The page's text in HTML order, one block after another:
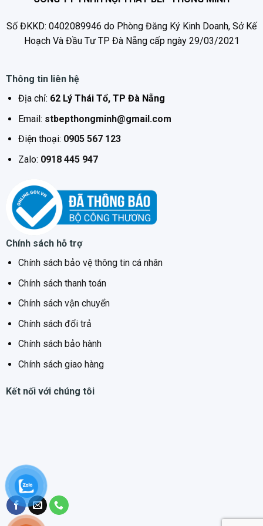
An toàn khi tràn (tự động tắt bếp)
Điện áp nguồn tối thiểu
220 V
240 V
Công suất
6700 W
Số ĐKKD: 0402089946 do Phòng Đăng Ký Kinh Doanh, Sở Kế
Hoạch Và Đầu Tư TP Đà Nẵng cấp ngày 29/03/2021
Thông tin liên hệ
Địa chỉ: 62 Lý Thái Tổ, TP Đà Nẵng
Email: stbepthongminh@gmail.com
Điện thoại: 0905 567 123
Zalo: 0918 445 947
Chính sách hỗ trợ
Chính sách bảo vệ thông tin cá nhân
Chính sách thanh toán
Chính sách vận chuyển
Chính sách đổi trả
Chính sách bảo hành
Chính sách giao hàng
Kết nối với chúng tôi